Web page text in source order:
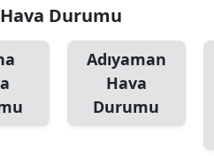
Durumu
Adıyaman
Hava
Durumu